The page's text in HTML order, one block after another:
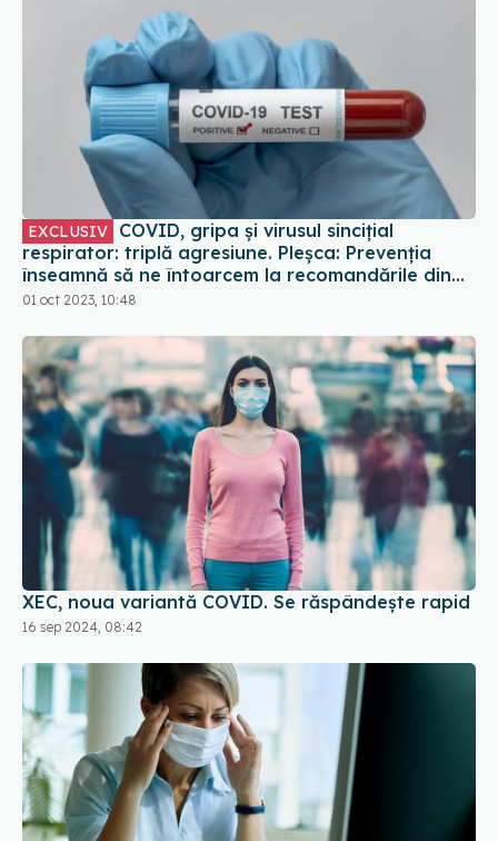
EXCLUSIV
respirator: triplă agresiune. Pleșca: Prevenția
înseamnă să ne întoarcem la recomandările din
timpul pandemiei!
01 oct 2023, 10:48
XEC, noua variantă COVID. Se răspândește rapid
16 sep 2024, 08:42